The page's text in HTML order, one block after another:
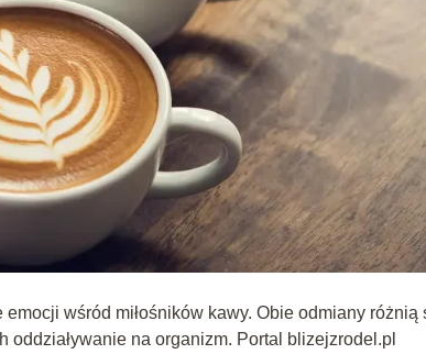
wśród miłośników kawy. Obie odmiany różnią
oddziaływanie na organizm. Portal blizejzrodel.pl